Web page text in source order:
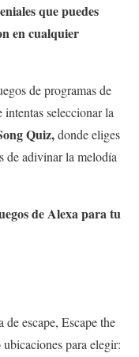
que puedes
en cualquier
de programas de
intentas seleccionar la
Quiz,donde eliges
de adivinar la melodía
de Alexa para tu
escape, Escape the
para elegir: